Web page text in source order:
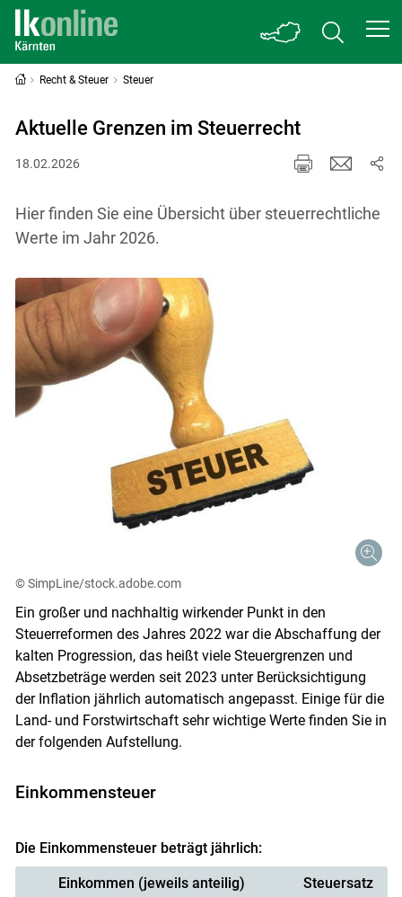
Recht & Steuer Steuer
Aktuelle Grenzen im Steuerrecht
18.02.2026
Hier finden Sie eine Übersicht über steuerrechtliche
Werte im Jahr 2026.
© SimpLine/stock.adobe.com
Ein großer und nachhaltig wirkender Punkt in den
Steuerreformen des Jahres 2022 war die Abschaffung der
kalten Progression, das heißt viele Steuergrenzen und
Absetzbeträge werden seit 2023 unter Berücksichtigung
der Inflation jährlich automatisch angepasst. Einige für die
Land- und Forstwirtschaft sehr wichtige Werte finden Sie in
der folgenden Aufstellung.
Einkommensteuer
Die Einkommensteuer beträgt jährlich:
Einkommen (jeweils anteilig)
Steuersatz